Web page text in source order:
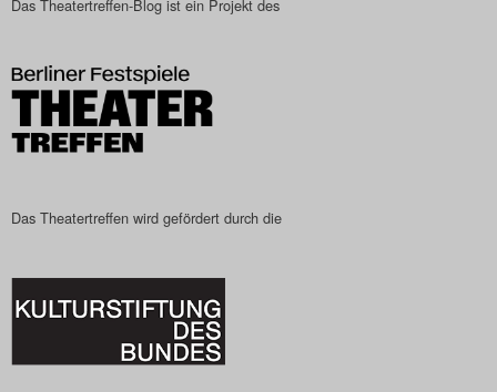
Das Theatertreffen-Blog
Das Theatertreffen-Blog
2025
Das Theatertreffen-Blog
Archiv
Das Theatertreffen-Blog ist ein Projekt des
Das Theatertreffen wird gefördert durch die